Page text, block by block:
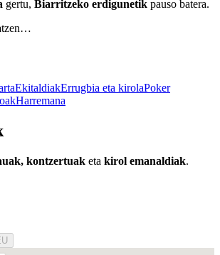
gertu, Biarritzeko erdigunetik pauso batera.
EkitaldiakErrugbia eta kirolaPoker
Harremana
kontzertuak eta kirol emanaldiak.